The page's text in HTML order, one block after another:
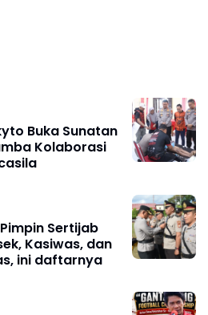
Buka Sunatan
Kolaborasi
Sertijab
Kasiwas, dan
ini daftarnya